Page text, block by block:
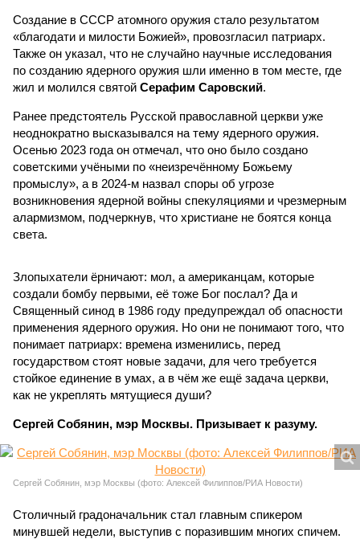
Создание в СССР атомного оружия стало результатом
«благодати и милости Божией», провозгласил патриарх.
Также он указал, что не случайно научные исследования
по созданию ядерного оружия шли именно в том месте, где
жил и молился святой Серафим Саровский.
Ранее предстоятель Русской православной церкви уже
неоднократно высказывался на тему ядерного оружия.
Осенью 2023 года он отмечал, что оно было создано
советскими учёными по «неизречённому Божьему
промыслу», а в 2024-м назвал споры об угрозе
возникновения ядерной войны спекуляциями и чрезмерным
алармизмом, подчеркнув, что христиане не боятся конца
света.
Злопыхатели ёрничают: мол, а американцам, которые
создали бомбу первыми, её тоже Бог послал? Да и
Священный синод в 1986 году предупреждал об опасности
применения ядерного оружия. Но они не понимают того, что
понимает патриарх: времена изменились, перед
государством стоят новые задачи, для чего требуется
стойкое единение в умах, а в чём же ещё задача церкви,
как не укреплять мятущиеся души?
Сергей Собянин, мэр Москвы. Призывает к разуму.
Сергей Собянин, мэр Москвы (фото: Алексей Филиппов/РИА Новости)
Столичный градоначальник стал главным спикером
минувшей недели, выступив с поразившим многих спичем.